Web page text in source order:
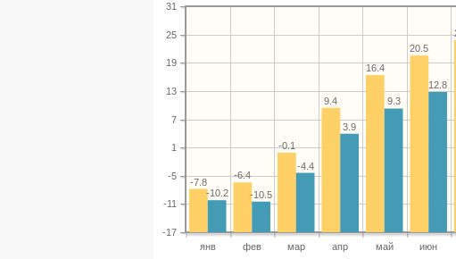
янв фев мар апр май июн
-17
-11
-5
1
7
13
19
25
31
20.5
16.4
9.4
-0.1
-6.4
-7.8
12.8
9.3
3.9
-4.4
-10.5
-10.2